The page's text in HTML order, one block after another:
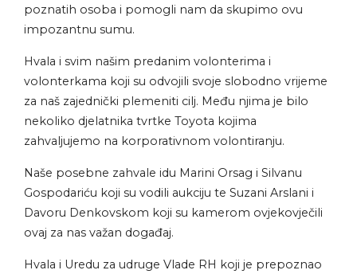
poznatih osoba i pomogli nam da skupimo ovu
impozantnu sumu.
Hvala i svim našim predanim volonterima i
volonterkama koji su odvojili svoje slobodno vrijeme
za naš zajednički plemeniti cilj. Među njima je bilo
nekoliko djelatnika tvrtke Toyota kojima
zahvaljujemo na korporativnom volontiranju.
Naše posebne zahvale idu Marini Orsag i Silvanu
Gospodariću koji su vodili aukciju te Suzani Arslani i
Davoru Denkovskom koji su kamerom ovjekovječili
ovaj za nas važan događaj.
Hvala i Uredu za udruge Vlade RH koji je prepoznao